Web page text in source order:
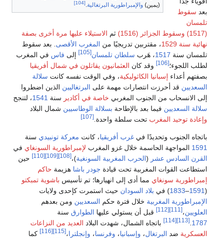
(يمين)
والإمبراطورية البرتغالية .
وسقوط الجزائر (1516)
ثمالاستيلاء عليها مرة أخرى بصفة
1529
، مقتربين تدريجيًا منالمغرب الأقصى . بعد سقوط
سنة1517 ، هَربسلطان تلمسان[105] إلىفاسفي المغرب
وقد كانالعثمانيون يقاتلون في شمال أفريقيا
أعداءإسبانيا الكاثوليكية ، وفي الوقت نفسه كانتسلالة
قد أحرزت انتصارات مهمة علىالبرتغاليين الذين اضطروا
من الجنوب المغربيخاصة في أكادير سنة1541 ، لتنجح
فيما بعد بالإطاحةبسلالة الوطاسيينشمال البلاد
توحيد المغربتحت سلطة واحدة.
الجنوب وتحديدًا فيغرب أفريقيا ، كانتمعركة تونبيديسنة
الحاسمة خلال غزو المغرب لإمبراطورية السونغايفي
السادس عشر(الحرب المغربية السونغية)، [108]
حين
القوات المغربية تحت قيادةجودر باشا هزيمةحاكم
سونغايمما أدى إلى انهيارها؛ تم تأسيسباشوية تمبكتو
1833) فيبلاد السودانحيث استمرت كإحدى ولايات
المغربيةخلال فترة حكم السعديين ومن بعدهم
قبل أن يستولي عليهاالطوارقسنة
[114] باتجاه الشمال، شهدت البلادالعديد من النزاعات
ضدالبرتغال، وإسبانيا ،وفرنسا،وإنجلترا،
كما